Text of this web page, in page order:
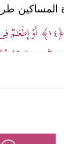
﴿١٤﴾ أَوۡ إِطۡعَـٰمࣱ
ٱلَّذِینَ إِذَا